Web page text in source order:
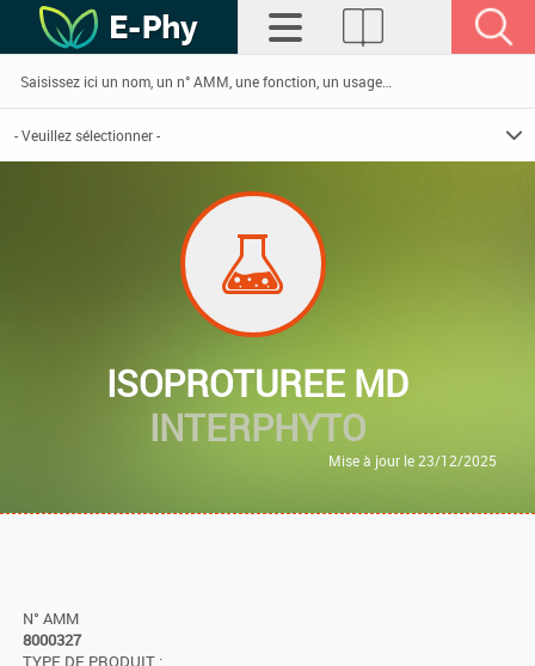
ISOPROTUREE MD
INTERPHYTO
Mise à jour le 23/12/2025
N° AMM
8000327